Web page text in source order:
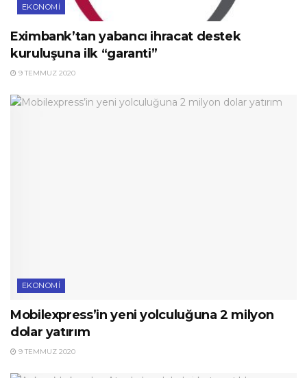
EKONOMI
Eximbank’tan yabancı ihracat destek
kuruluşuna ilk “garanti”
9 TEMMUZ 2020
EKONOMI
Mobilexpress’in yeni yolculuğuna 2 milyon
dolar yatırım
9 TEMMUZ 2020